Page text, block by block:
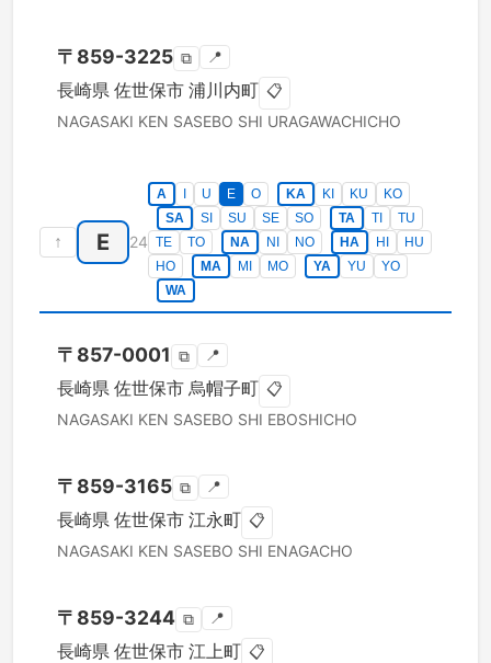
〒 859-3225 ⧉ 📍
長崎県 佐世保市 浦川内町 📋
NAGASAKI KEN SASEBO SHI URAGAWACHICHO
↑ E 24
A U E O KA KI KU
KO
SA
SI SU SE SO TA TI
TU
TE
TO NA NI NO HA HI
HU
HO
MA MI MO YA YU
YO
WA
〒 857-0001 ⧉ 📍
長崎県 佐世保市 烏帽子町 📋
NAGASAKI KEN SASEBO SHI EBOSHICHO
〒 859-3165 ⧉ 📍
長崎県 佐世保市 江永町 📋
NAGASAKI KEN SASEBO SHI ENAGACHO
〒 859-3244 ⧉ 📍
長崎県 佐世保市 江上町 📋